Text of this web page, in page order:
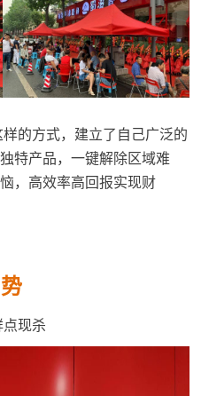
，建立了自己广泛的
特产品，一键解除区域难
，高效率高回报实现财
杀